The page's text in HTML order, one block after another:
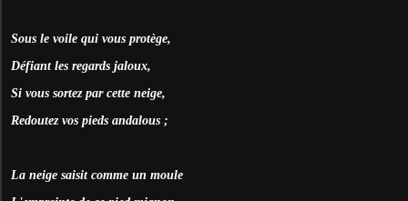
Sous le voile qui vous protège,
Défiant les regards jaloux,
Si vous sortez par cette neige,
Redoutez vos pieds andalous ;
La neige saisit comme un moule